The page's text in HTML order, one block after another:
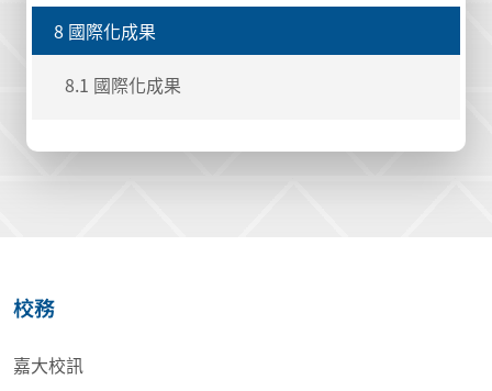
8 國際化成果
8.1 國際化成果
校務
嘉大校訊